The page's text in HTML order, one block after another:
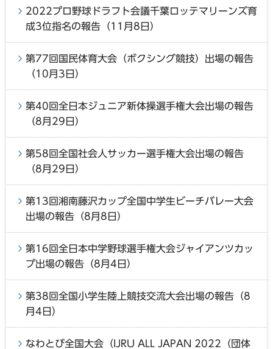
2022プロ野球ドラフト会議千葉ロッテマリーンズ育
成3位指名の報告（11月8日）
第77回国民体育大会（ボクシング競技）出場の報告
（10月3日）
第40回全日本ジュニア新体操選手権大会出場の報告
（8月29日）
第58回全国社会人サッカー選手権大会出場の報告
（8月29日）
第13回湘南藤沢カップ全国中学生ビーチバレー大会
出場の報告（8月8日）
第16回全日本中学野球選手権大会ジャイアンツカッ
プ出場の報告（8月4日）
第38回全国小学生陸上競技交流大会出場の報告（8
月4日）
なわとび全国大会（IJRU ALL JAPAN 2022（団体